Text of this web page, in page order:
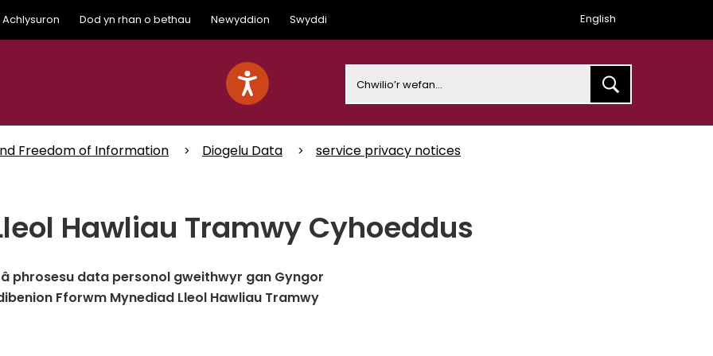
Achlysuron Dod yn rhan o bethau Newyddion Swyddi English
Freedom of Information Diogelu Data service privacy notices
Hawliau Tramwy Cyhoeddus
phrosesu data personol gweithwyr gan Gyngor
Fforwm Mynediad Lleol Hawliau Tramwy